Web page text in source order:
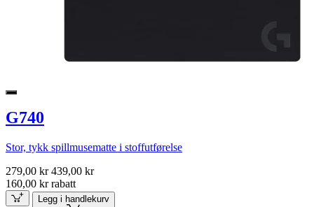
G740
Stor, tykk spillmusematte i stoffutførelse
279,00 kr 439,00 kr
160,00 kr rabatt
Legg i handlekurv